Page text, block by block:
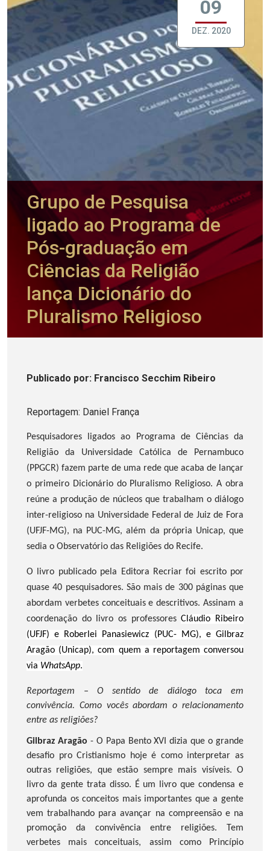
09
DEZ. 2020
Grupo de Pesquisa
ligado ao Programa de
Pós-graduação em
Ciências da Religião
lança Dicionário do
Pluralismo Religioso
Publicado por: Francisco Secchim Ribeiro
Reportagem: Daniel França
Pesquisadores ligados ao Programa de Ciências da
Religião da Universidade Católica de Pernambuco
(PPGCR) fazem parte de uma rede que acaba de lançar
o primeiro Dicionário do Pluralismo Religioso. A obra
reúne a produção de núcleos que trabalham o diálogo
inter-religioso na Universidade Federal de Juiz de Fora
(UFJF-MG), na PUC-MG, além da própria Unicap, que
sedia o Observatório das Religiões do Recife.
O livro publicado pela Editora Recriar foi escrito por
quase 40 pesquisadores. São mais de 300 páginas que
abordam verbetes conceituais e descritivos. Assinam a
coordenação do livro os professoresCláudio Ribeiro
(UFJF) e Roberlei Panasiewicz (PUC- MG), e Gilbraz
Aragão (Unicap), com quem a reportagem conversou
via WhatsApp.
Reportagem – O sentido de diálogo toca em
convivência. Como vocês abordam o relacionamento
entre as religiões?
Gilbraz Aragão - O Papa Bento XVI dizia que o grande
desafio pro Cristianismo hoje é como interpretar as
outras religiões, que estão sempre mais visíveis. O
livro da gente trata disso. É um livro que condensa e
aprofunda os conceitos mais importantes que a gente
vem trabalhando para avançar na compreensão e na
promoção da convivência entre religiões. Tem
verbetes mais conceituais, assim como Princípio